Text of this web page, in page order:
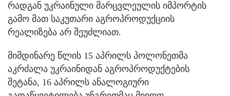
რადგან უკრაინული მარცვლეულის იმპორტის
გამო მათ საკუთარი აგროპროდუქციის
რეალიზება არ შეუძლიათ.
მიმდინარე წლის 15 აპრილს პოლონეთმა
აკრძალა უკრაინიდან აგროპროდუქტების
შეტანა, 16 აპრილს ანალოგიური